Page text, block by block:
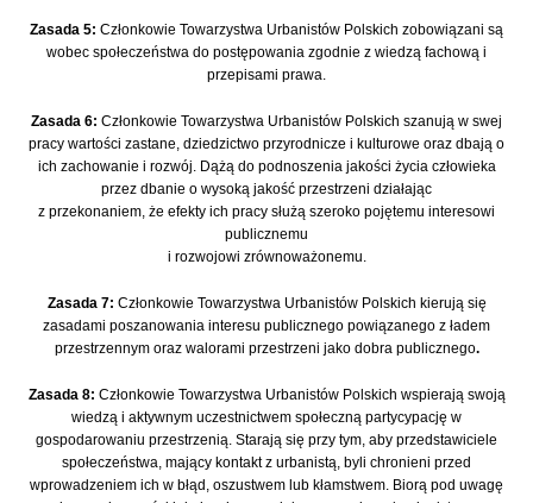
Zasada 5: Członkowie Towarzystwa Urbanistów Polskich zobowiązani są
wobec społeczeństwa do postępowania zgodnie z wiedzą fachową i
przepisami prawa.
Zasada 6: Członkowie Towarzystwa Urbanistów Polskich szanują w swej
pracy wartości zastane, dziedzictwo przyrodnicze i kulturowe oraz dbają o
ich zachowanie i rozwój. Dążą do podnoszenia jakości życia człowieka
przez dbanie o wysoką jakość przestrzeni działając
z przekonaniem, że efekty ich pracy służą szeroko pojętemu interesowi
publicznemu
i rozwojowi zrównoważonemu.
Zasada 7: Członkowie Towarzystwa Urbanistów Polskich kierują się
zasadami poszanowania interesu publicznego powiązanego z ładem
przestrzennym oraz walorami przestrzeni jako dobra publicznego.
Zasada 8: Członkowie Towarzystwa Urbanistów Polskich wspierają swoją
wiedzą i aktywnym uczestnictwem społeczną partycypację w
gospodarowaniu przestrzenią. Starają się przy tym, aby przedstawiciele
społeczeństwa, mający kontakt z urbanistą, byli chronieni przed
wprowadzeniem ich w błąd, oszustwem lub kłamstwem. Biorą pod uwagę